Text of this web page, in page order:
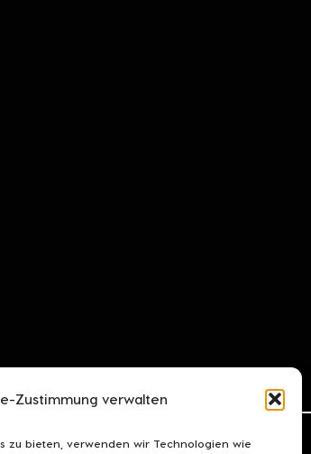
Zustimmung verwalten
zu bieten, verwenden wir Technologien wie